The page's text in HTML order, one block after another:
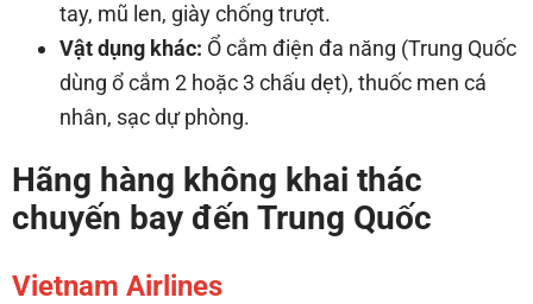
tay, mũ len, giày chống trượt.
Vật dụng khác: Ổ cắm điện đa năng (Trung Quốc
dùng ổ cắm 2 hoặc 3 chấu dẹt), thuốc men cá
nhân, sạc dự phòng.
Hãng hàng không khai thác
chuyến bay đến Trung Quốc
Vietnam Airlines